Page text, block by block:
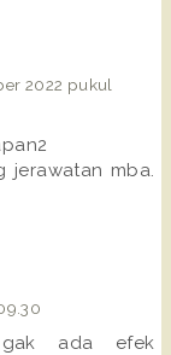
2022 pukul
jerawatan mba.
ada efek